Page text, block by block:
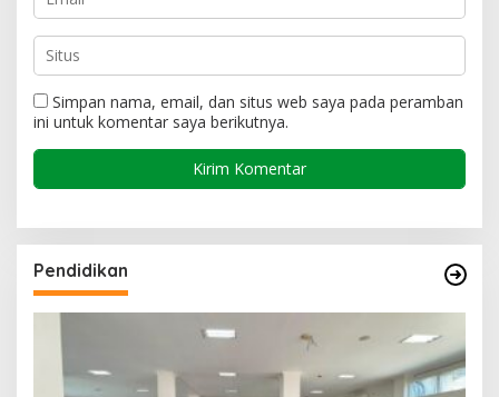
Simpan nama, email, dan situs web saya pada peramban
ini untuk komentar saya berikutnya.
Pendidikan